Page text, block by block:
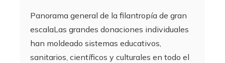
Panorama general de la filantropía de gran
escalaLas grandes donaciones individuales
han moldeado sistemas educativos,
sanitarios, científicos y culturales en todo el